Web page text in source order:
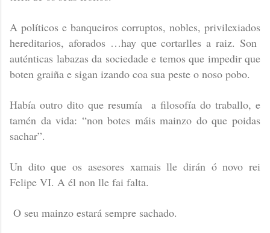
A políticos e banqueiros corruptos, nobles, privilexiados
hereditarios, aforados …hay que cortarlles a raiz. Son
auténticas labazas da sociedade e temos que impedir que
boten graiña e sigan izando coa sua peste o noso pobo.
Había outro dito que resumía a filosofía do traballo, e
tamén da vida: “non botes máis mainzo do que poidas
sachar”.
Un dito que os asesores xamais lle dirán ó novo rei
Felipe VI. A él non lle fai falta.
O seu mainzo estará sempre sachado.